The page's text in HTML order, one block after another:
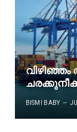
BISMI BABY